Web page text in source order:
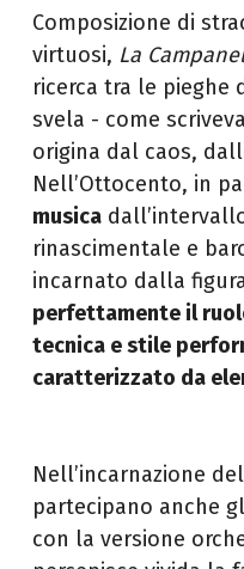
Composizione di
virtuosi, La
ricerca tra le pieghe
svela - come
origina dal caos,
Nell’Ottocento, in
musica
rinascimentale e
incarnato dalla
perfettamente il
tecnica e stile
caratterizzato da
Nell’incarnazione
partecipano anche
con la versione